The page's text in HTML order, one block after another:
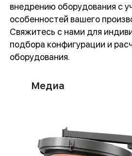
внедрению оборудования с
особенностей вашего
Свяжитесь с нами для
подбора конфигурации и
оборудования.
Медиа